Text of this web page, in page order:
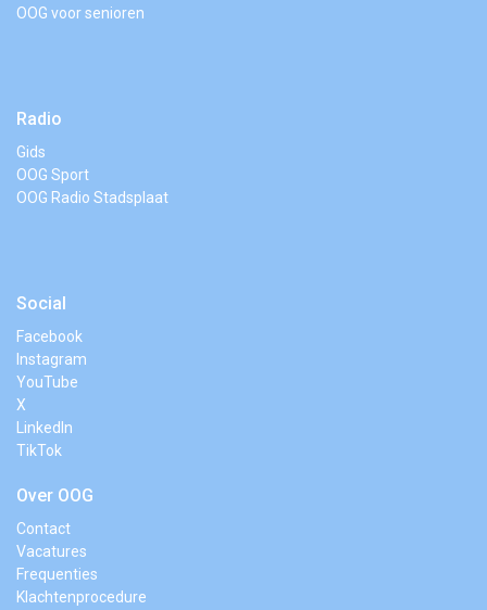
OOG voor senioren
Radio
Gids
OOG Sport
OOG Radio Stadsplaat
Social
Facebook
Instagram
YouTube
X
LinkedIn
TikTok
Over OOG
Contact
Vacatures
Frequenties
Klachtenprocedure